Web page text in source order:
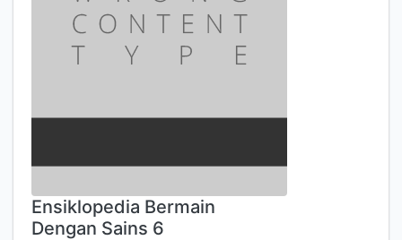
Ensiklopedia Bermain
Dengan Sains 6